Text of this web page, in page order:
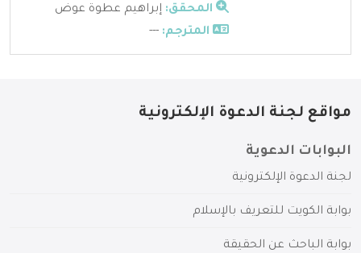
المحقق: إبراهيم عطوة عوض
المترجم: ---
مواقع لجنة الدعوة الإلكترونية
البوابات الدعوية
لجنة الدعوة الإلكترونية
بوابة الكويت للتعريف بالإسلام
بوابة الباحث عن الحقيقة